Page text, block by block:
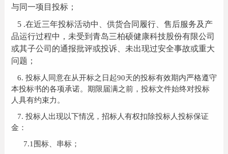
与同一项目投标；
5 .在近三年投标活动中、供货合同履行、售后服务及产
品运行过程中，未受到青岛三柏硕健康科技股份有限公司
或其子公司的通报批评或投诉、未出现过安全事故或重大
问题；
6. 投标人同意在从开标之日起90天的投标有效期内严格遵守
本投标书的各项承诺。期限届满之前，投标文件始终对投标
人具有约束力。
7. 投标人出现以下情况，招标人有权扣除投标人投标保证
金：
7.1围标、串标；